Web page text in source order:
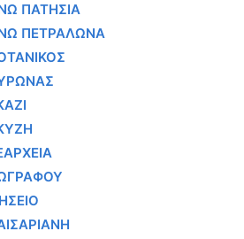
ΠΑΤΗΣΙΑ
ΠΕΤΡΑΛΩΝΑ